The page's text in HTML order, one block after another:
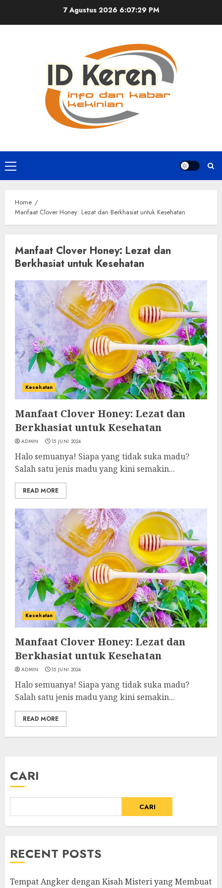
7 Agustus 2026 6:07:29 PM
Primary
Menu
Home
Manfaat Clover Honey: Lezat dan Berkhasiat untuk Kesehatan
Manfaat Clover Honey: Lezat dan
Berkhasiat untuk Kesehatan
Kesehatan
Manfaat Clover Honey: Lezat dan
Berkhasiat untuk Kesehatan
ADMIN 15 JUNI 2024
Halo semuanya! Siapa yang tidak suka madu?
Salah satu jenis madu yang kini semakin...
READ MORE
Kesehatan
Manfaat Clover Honey: Lezat dan
Berkhasiat untuk Kesehatan
ADMIN 15 JUNI 2024
Halo semuanya! Siapa yang tidak suka madu?
Salah satu jenis madu yang kini semakin...
READ MORE
CARI
CARI
RECENT POSTS
Tempat Angker dengan Kisah Misteri yang Membuat